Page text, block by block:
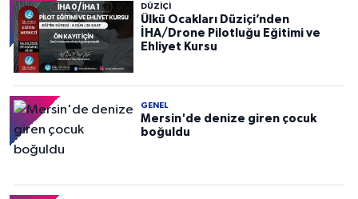
DÜZIÇI
Ülkü Ocakları Düziçi’nden
İHA/Drone Pilotluğu Eğitimi ve
Ehliyet Kursu
GENEL
Mersin'de denize giren çocuk
boğuldu